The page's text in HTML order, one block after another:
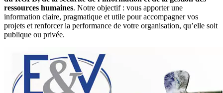
ressources humaines. Notre objectif : vous apporter une
information claire, pragmatique et utile pour accompagner vos
projets et renforcer la performance de votre organisation, qu’elle soit
publique ou privée.